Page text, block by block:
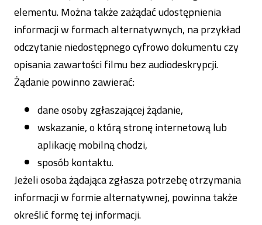
elementu. Można także zażądać udostępnienia
informacji w formach alternatywnych, na przykład
odczytanie niedostępnego cyfrowo dokumentu czy
opisania zawartości filmu bez audiodeskrypcji.
Żądanie powinno zawierać:
dane osoby zgłaszającej żądanie,
wskazanie, o którą stronę internetową lub
aplikację mobilną chodzi,
sposób kontaktu.
Jeżeli osoba żądająca zgłasza potrzebę otrzymania
informacji w formie alternatywnej, powinna także
określić formę tej informacji.